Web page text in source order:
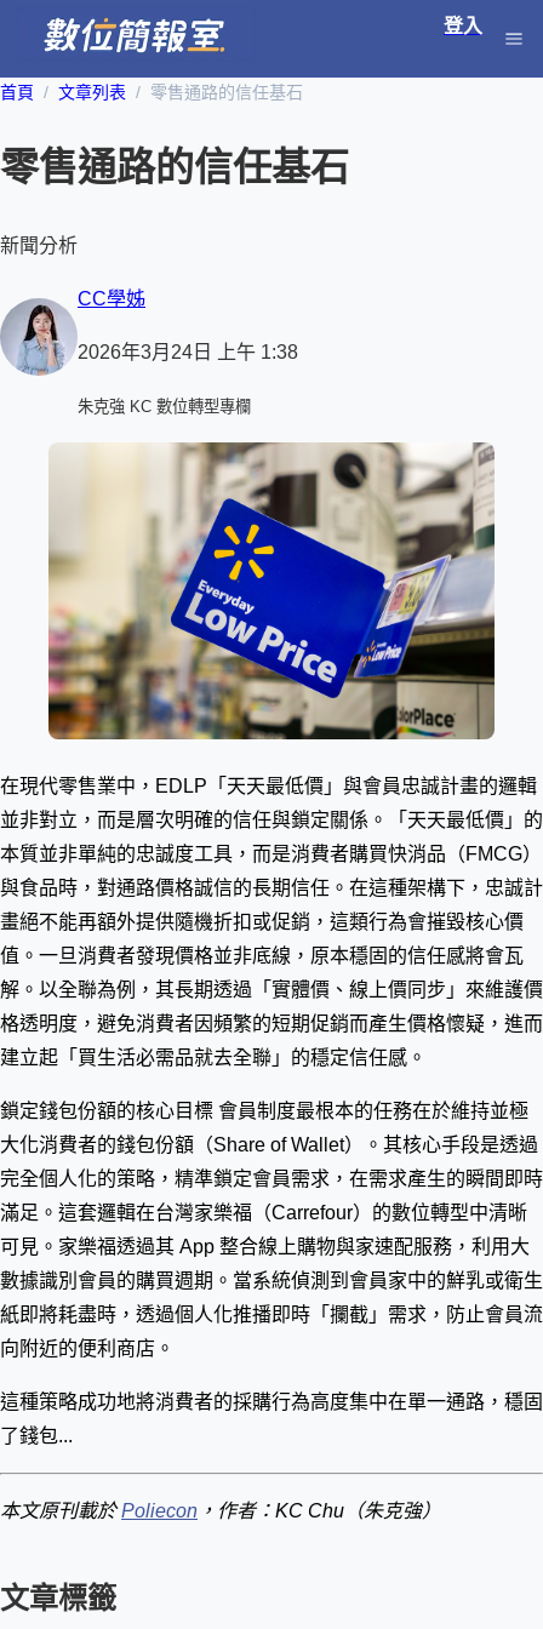
登入
首頁 文章列表 零售通路的信任基石
零售通路的信任基石
新聞分析
CC學姊
2026年3月24日 上午 1:38
朱克強 KC 數位轉型專欄
在現代零售業中，EDLP「天天最低價」與會員忠誠計畫的邏輯
並非對立，而是層次明確的信任與鎖定關係。「天天最低價」的
本質並非單純的忠誠度工具，而是消費者購買快消品（FMCG）
與食品時，對通路價格誠信的長期信任。在這種架構下，忠誠計
畫絕不能再額外提供隨機折扣或促銷，這類行為會摧毀核心價
值。一旦消費者發現價格並非底線，原本穩固的信任感將會瓦
解。以全聯為例，其長期透過「實體價、線上價同步」來維護價
格透明度，避免消費者因頻繁的短期促銷而產生價格懷疑，進而
建立起「買生活必需品就去全聯」的穩定信任感。
鎖定錢包份額的核心目標 會員制度最根本的任務在於維持並極
大化消費者的錢包份額（Share of Wallet）。其核心手段是透過
完全個人化的策略，精準鎖定會員需求，在需求產生的瞬間即時
滿足。這套邏輯在台灣家樂福（Carrefour）的數位轉型中清晰
可見。家樂福透過其 App 整合線上購物與家速配服務，利用大
數據識別會員的購買週期。當系統偵測到會員家中的鮮乳或衛生
紙即將耗盡時，透過個人化推播即時「攔截」需求，防止會員流
向附近的便利商店。
這種策略成功地將消費者的採購行為高度集中在單一通路，穩固
了錢包...
本文原刊載於Poliecon ，作者：KC Chu（朱克強）
文章標籤